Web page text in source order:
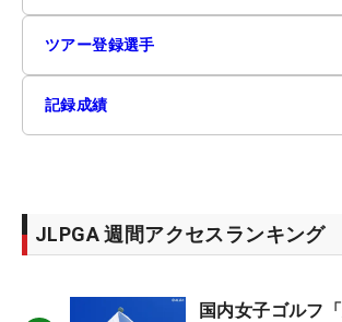
ツアー登録選手
記録成績
JLPGA 週間アクセスランキング
国内女子ゴルフ